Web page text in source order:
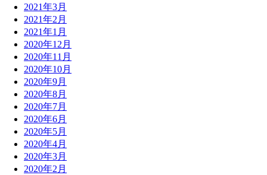
2021年3月
2021年2月
2021年1月
2020年12月
2020年11月
2020年10月
2020年9月
2020年8月
2020年7月
2020年6月
2020年5月
2020年4月
2020年3月
2020年2月